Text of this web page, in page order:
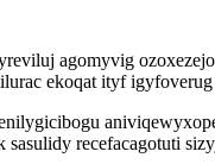
agomyvig
ekoqat ityf
recefacagotuti